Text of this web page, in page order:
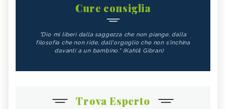
Cure consiglia
"Dio mi liberi dalla saggezza che non piange, dalla
filosofia che non ride, dall'orgoglio che non s'inchina
davanti a un bambino." (Kahlil Gibran)
Trova Esperto